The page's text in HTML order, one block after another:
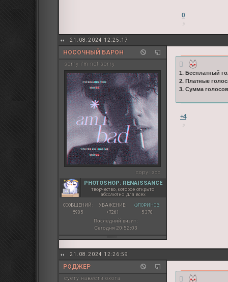
0
21.08.2024 12:25:17
НОСОЧНЫЙ БАРОН
sorry i'm not sorry
copy: эос
PHOTOSHOP: RENAISSANCE
творчество, которое открыто
абсолютно для всех
СООБЩЕНИЙ:
5905
УВАЖЕНИЕ:
+7261
ФЛОРИНОВ:
5 370
Последний визит:
Сегодня 20:52:03
1. Бесплатный
2. Платные
3. Сумма
+4
21.08.2024 12:26:59
РОДЖЕР
суету навести охота